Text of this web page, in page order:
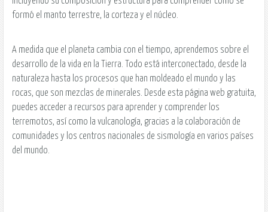
formó el manto terrestre, la corteza y el núcleo.
A medida que el planeta cambia con el tiempo, aprendemos sobre el
desarrollo de la vida en la Tierra. Todo está interconectado, desde la
naturaleza hasta los procesos que han moldeado el mundo y las
rocas, que son mezclas de minerales. Desde esta página web gratuita,
puedes acceder a recursos para aprender y comprender los
terremotos, así como la vulcanología, gracias a la colaboración de
comunidades y los centros nacionales de sismología en varios países
del mundo.